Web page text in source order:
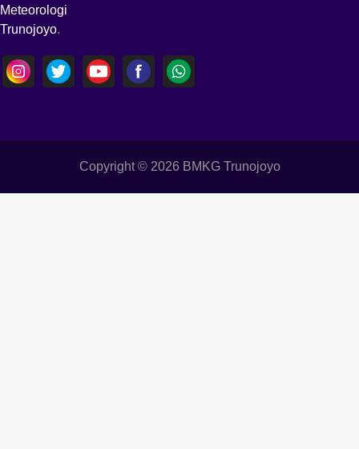
Meteorologi
Trunojoyo.
Copyright © 2026 BMKG Trunojoyo